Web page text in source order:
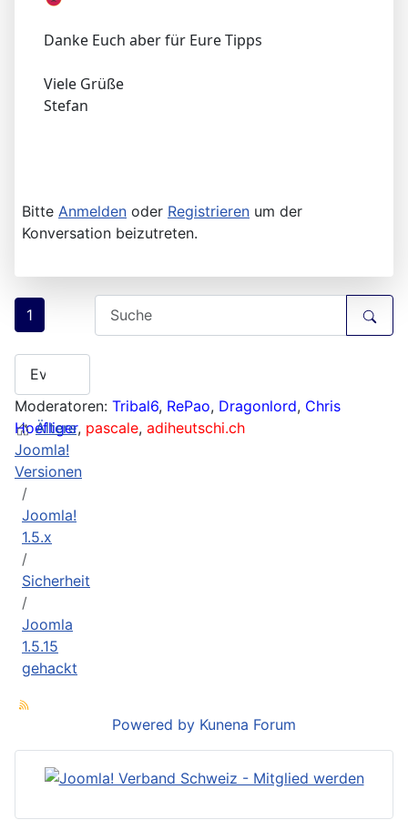
Danke Euch aber für Eure Tipps
Viele Grüße
Stefan
Bitte Anmelden oder Registrieren um der
Konversation beizutreten.
1
Moderatoren: Tribal6, RePao, Dragonlord, Chris
Hoefliger, pascale, adiheutschi.ch
Ältere
Joomla!
Versionen
Joomla!
1.5.x
Sicherheit
Joomla
1.5.15
gehackt
Powered by Kunena Forum